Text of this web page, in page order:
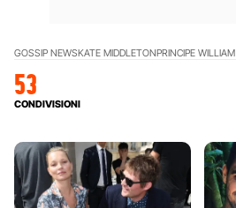
GOSSIP NEWSKATE MIDDLETONPRINCIPE WILLIAM
53
CONDIVISIONI